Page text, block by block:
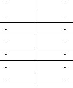
-
-
-
-
-
-
-
-
-
-
-
-
-
-